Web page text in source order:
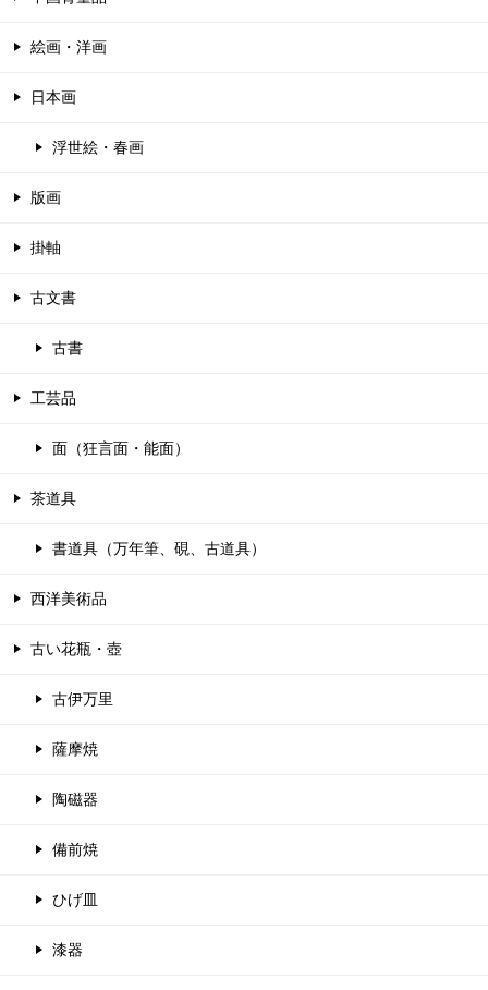
絵画・洋画
日本画
浮世絵・春画
版画
掛軸
古文書
古書
工芸品
面（狂言面・能面）
茶道具
書道具（万年筆、硯、古道具）
西洋美術品
古い花瓶・壺
古伊万里
薩摩焼
陶磁器
備前焼
ひげ皿
漆器